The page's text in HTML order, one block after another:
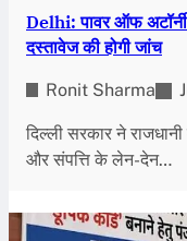
Delhi: पावर ऑफ
दस्तावेज की होगी जांच
Ronit Sharma
दिल्ली सरकार ने
और संपत्ति के लेन-देन…